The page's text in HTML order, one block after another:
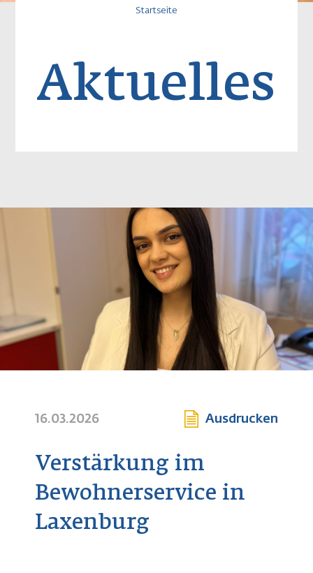
Startseite
Aktuelles
16.03.2026 Ausdrucken
Verstärkung im
Bewohnerservice in
Laxenburg